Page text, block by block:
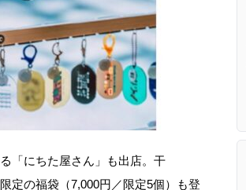
「にちた屋さん」も出店。干
定の福袋（7,000円／限定5個）も登